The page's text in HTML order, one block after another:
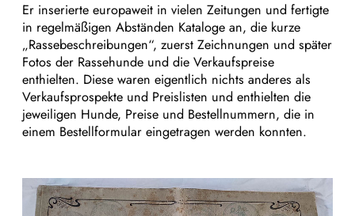
Er inserierte europaweit in vielen Zeitungen und fertigte
in regelmäßigen Abständen Kataloge an, die kurze
„Rassebeschreibungen“, zuerst Zeichnungen und später
Fotos der Rassehunde und die Verkaufspreise
enthielten. Diese waren eigentlich nichts anderes als
Verkaufsprospekte und Preislisten und enthielten die
jeweiligen Hunde, Preise und Bestellnummern, die in
einem Bestellformular eingetragen werden konnten.